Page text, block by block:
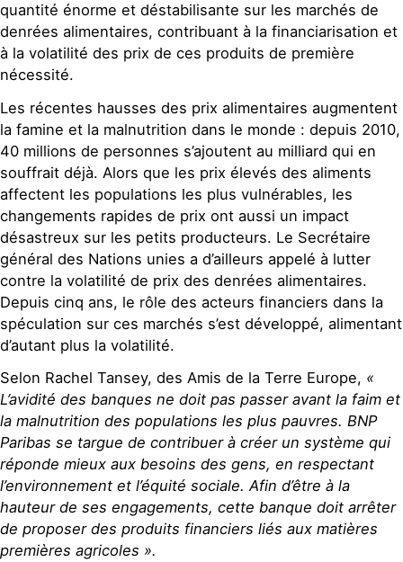
quantité énorme et déstabilisante sur les marchés de
denrées alimentaires, contribuant à la financiarisation et
à la volatilité des prix de ces produits de première
nécessité.
Les récentes hausses des prix alimentaires augmentent
la famine et la malnutrition dans le monde : depuis 2010,
40 millions de personnes s’ajoutent au milliard qui en
souffrait déjà. Alors que les prix élevés des aliments
affectent les populations les plus vulnérables, les
changements rapides de prix ont aussi un impact
désastreux sur les petits producteurs. Le Secrétaire
général des Nations unies a d’ailleurs appelé à lutter
contre la volatilité de prix des denrées alimentaires.
Depuis cinq ans, le rôle des acteurs financiers dans la
spéculation sur ces marchés s’est développé, alimentant
d’autant plus la volatilité.
Selon Rachel Tansey, des Amis de la Terre Europe, «
L’avidité des banques ne doit pas passer avant la faim et
la malnutrition des populations les plus pauvres. BNP
Paribas se targue de contribuer à créer un système qui
réponde mieux aux besoins des gens, en respectant
l’environnement et l’équité sociale. Afin d’être à la
hauteur de ses engagements, cette banque doit arrêter
de proposer des produits financiers liés aux matières
premières agricoles ».